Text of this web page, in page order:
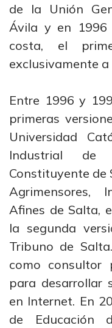
de la Unión
Ávila y en 1996
costa, el
exclusivamente
Entre 1996 y
primeras
Universidad
Industrial de
Constituyente de
Agrimensores,
Afines de Salta,
la segunda
Tribuno de
como consultor
para desarrollar
en Internet. En
de Educación